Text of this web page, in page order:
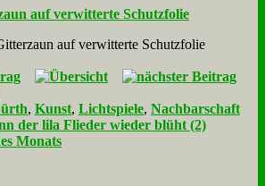
auf ver­wit­ter­te Schutz­fo­lie
, Kunst, Lichtspiele, Nachbarschaft
der lila Flieder wieder blüht (2)
Monats